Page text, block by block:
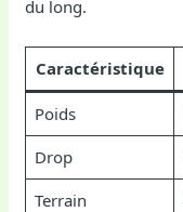
du long.
Caractéristique
Poids
Drop
Terrain